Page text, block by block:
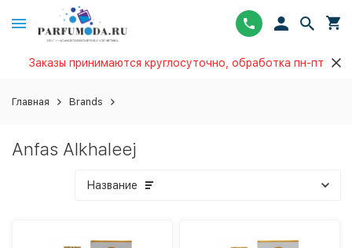
Заказы принимаются круглосуточно, обработка пн-пт
Главная Brands
Anfas Alkhaleej
Название